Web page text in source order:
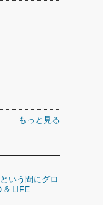
もっと見る
いう間にグロ
& LIFE